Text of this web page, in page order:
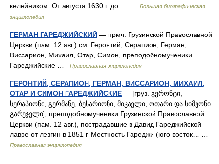
келейником. От августа 1630 г. до… …
Большая биографическая
энциклопедия
ГЕРМАН ГАРЕДЖИЙСКИЙ — прмч. Грузинской Православной
Церкви (пам. 12 авг.) см. Геронтий, Серапион, Герман,
Виссарион, Михаил, Отар, Симон, преподобномученики
Гареджийские …
Православная энциклопедия
ГЕРОНТИЙ, СЕРАПИОН, ГЕРМАН, ВИССАРИОН, МИХАИЛ,
ОТАР И СИМОН ГАРЕДЖИЙСКИЕ — [груз. გერონტი,
სერაპიონი, გერმანე, ბესარიონი, მიკაელი, ოთარი და სიმეონი
გარეჯელი], преподобномученики Грузинской Православной
Церкви (пам. 12 авг.), пострадавшие в Давид Гареджийской
лавре от лезгин в 1851 г. Местность Гареджи (юго восток… …
Православная энциклопедия